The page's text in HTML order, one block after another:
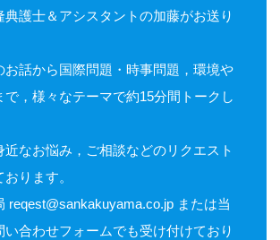
典護士＆アシスタントの加藤がお送り
お話から国際問題・時事問題，環境や
で，様々なテーマで約15分間トークし
近なお悩み，ご相談などのリクエスト
ります。
reqest@sankakuyama.co.jp または当
い合わせフォームでも受け付けており